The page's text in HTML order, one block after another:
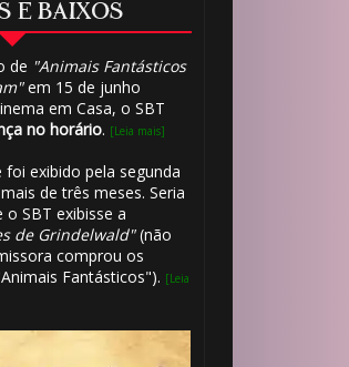
E BAIXOS
de "Animais Fantásticos
em 15 de junho
em Casa, o SBT
no horário. [Leia mais]
exibido pela segunda
de três meses. Seria
SBT exibisse a
de Grindelwald"(não
comprou os
Fantásticos"). [Leia